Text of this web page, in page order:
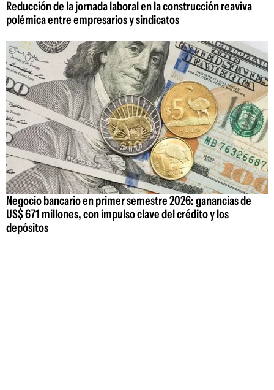
Reducción de la jornada laboral en la construcción reaviva
polémica entre empresarios y sindicatos
Negocio bancario en primer semestre 2026: ganancias de
US$ 671 millones, con impulso clave del crédito y los
depósitos